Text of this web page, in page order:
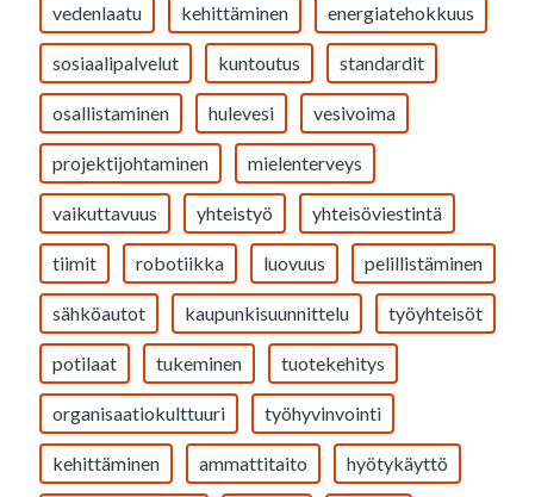
vedenlaatu kehittäminen energiatehokkuus
sosiaalipalvelut kuntoutus standardit
osallistaminen hulevesi vesivoima
projektijohtaminen mielenterveys
vaikuttavuus yhteistyö yhteisöviestintä
tiimit robotiikka luovuus pelillistäminen
sähköautot kaupunkisuunnittelu työyhteisöt
potilaat tukeminen tuotekehitys
organisaatiokulttuuri työhyvinvointi
kehittäminen ammattitaito hyötykäyttö